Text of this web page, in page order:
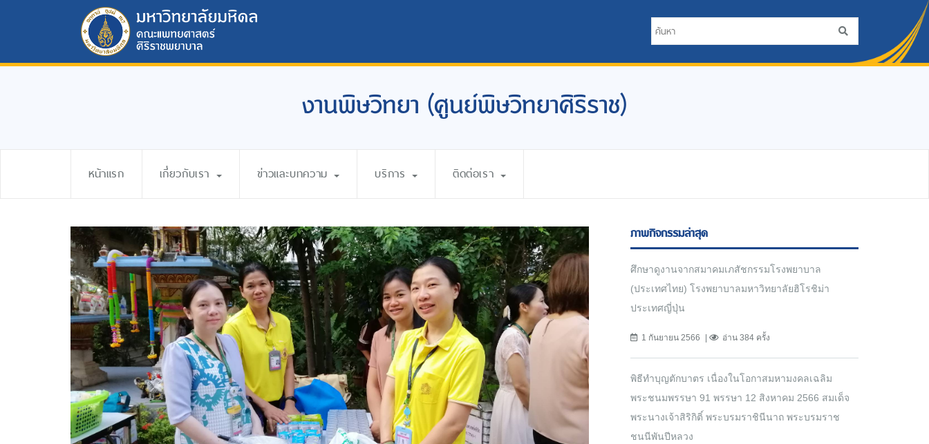
งานพิษวิทยา (ศูนย์พิษวิทยาศิริราช)
หน้าแรก เกี่ยวกับเรา ข่าวและบทความ บริการ ติดต่อเรา
ภาพกิจกรรมล่าสุด
ศึกษาดูงานจากสมาคมเภสัชกรรมโรงพยาบาล
(ประเทศไทย) โรงพยาบาลมหาวิทยาลัยฮิโรชิม่า
ประเทศญี่ปุ่น
1 กันยายน 2566 อ่าน 384 ครั้ง
พิธีทำบุญตักบาตร เนื่องในโอกาสมหามงคลเฉลิม
พระชนมพรรษา 91 พรรษา 12 สิงหาคม 2566 สมเด็จ
พระนางเจ้าสิริกิติ์ พระบรมราชินีนาถ พระบรมราช
ชนนีพันปีหลวง